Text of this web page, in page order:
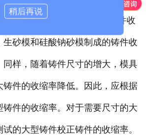
营。模具后退效果好，铸件收
生砂模和硅酸钠砂模制成的铸件收
同样，随着铸件尺寸的增大，模具
铸件的收缩率降低。因此，应根据
铸件的收缩率。对于需要尺寸的大
的大型铸件校正铸件的收缩率。
稍后再说